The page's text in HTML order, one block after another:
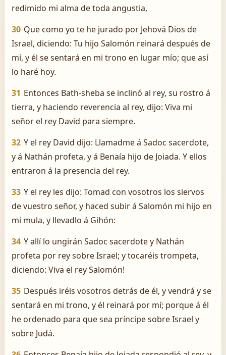
redimido mi alma de toda angustia,
30 Que como yo te he jurado por Jehová Dios de
Israel, diciendo: Tu hijo Salomón reinará después de
mí, y él se sentará en mi trono en lugar mío; que así
lo haré hoy.
31 Entonces Bath-sheba se inclinó al rey, su rostro á
tierra, y haciendo reverencia al rey, dijo: Viva mi
señor el rey David para siempre.
32 Y el rey David dijo: Llamadme á Sadoc sacerdote,
y á Nathán profeta, y á Benaía hijo de Joiada. Y ellos
entraron á la presencia del rey.
33 Y el rey les dijo: Tomad con vosotros los siervos
de vuestro señor, y haced subir á Salomón mi hijo en
mi mula, y llevadlo á Gihón:
34 Y allí lo ungirán Sadoc sacerdote y Nathán
profeta por rey sobre Israel; y tocaréis trompeta,
diciendo: ­Viva el rey Salomón!
35 Después iréis vosotros detrás de él, y vendrá y se
sentará en mi trono, y él reinará por mí; porque á él
he ordenado para que sea príncipe sobre Israel y
sobre Judá.